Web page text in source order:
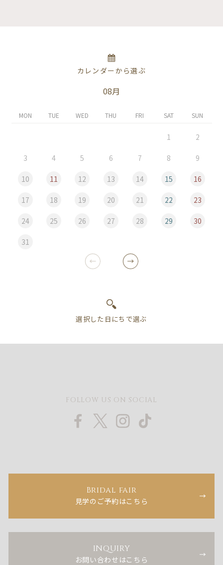
カレンダーから選ぶ
08月
MON TUE WED THU FRI SAT SUN
1 2
3 4 5 6 7 8 9
10 11 12 13 14 15 16
17 18 19 20 21 22 23
24 25 26 27 28 29 30
31
FOLLOW US ON SOCIAL
Bridal fair
見学のご予約はこちら
INQUIRY
お問い合わせはこちら